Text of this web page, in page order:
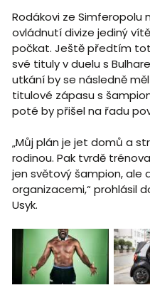
Rodákovi ze Simferopolu
ovládnutí divize jediný
počkat. Ještě předtím
své tituly v duelu s
utkání by se následně
titulové zápasu s
poté by přišel na řadu
„Můj plán je jet domů a
rodinou. Pak tvrdě
jen světový šampion, ale
organizacemi,“ prohlásil
Usyk.